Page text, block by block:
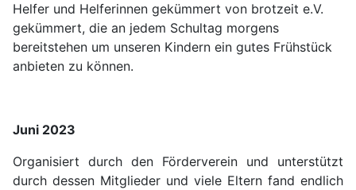
Helfer und Helferinnen gekümmert von brotzeit e.V.
gekümmert, die an jedem Schultag morgens
bereitstehen um unseren Kindern ein gutes Frühstück
anbieten zu können.
Juni 2023
Organisiert durch den Förderverein und unterstützt
durch dessen Mitglieder und viele Eltern fand endlich